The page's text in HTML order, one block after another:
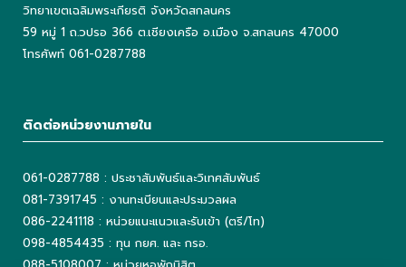
วิทยาเขตเฉลิมพระเกียรติ จังหวัดสกลนคร
59 หมู่ 1 ถ.วปรอ 366 ต.เชียงเครือ อ.เมือง จ.สกลนคร 47000
โทรศัพท์ 061-0287788
ติดต่อหน่วยงานภายใน
061-0287788 : ประชาสัมพันธ์และวิเทศสัมพันธ์
081-7391745 : งานทะเบียนและประมวลผล
086-2241118 : หน่วยแนะแนวและรับเข้า (ตรี/โท)
098-4854435 : ทุน กยศ. และ กรอ.